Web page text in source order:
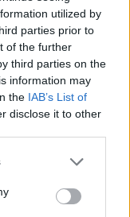
utilized by
parties prior to
of the further
third parties on the
information may
the IAB’s List of
disclose it to other